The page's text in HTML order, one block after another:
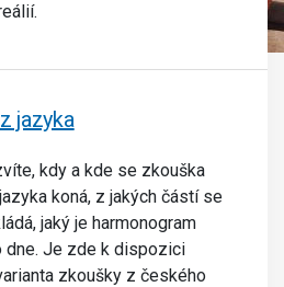
jazyka
kdy a kde se zkouška
koná, z jakých částí se
jaký je harmonogram
dne. Je zde k dispozici
zkoušky z českého